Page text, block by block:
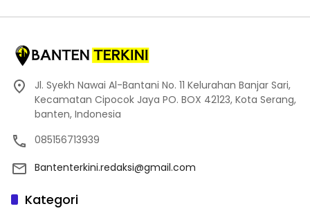
Jl. Syekh Nawai Al-Bantani No. 11 Kelurahan Banjar Sari,
Kecamatan Cipocok Jaya PO. BOX 42123, Kota Serang,
banten, Indonesia
085156713939
Bantenterkini.redaksi@gmail.com
Kategori